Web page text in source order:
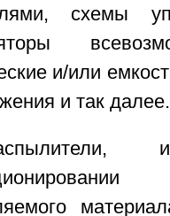
схемы
и/или
и так далее.